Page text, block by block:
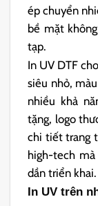
ép chuyển
bề mặt
tạp.
In UV DTF
siêu nhỏ,
nhiều khả
tặng, logo
chi tiết trang
high-tech
dần triển khai.
In UV trên